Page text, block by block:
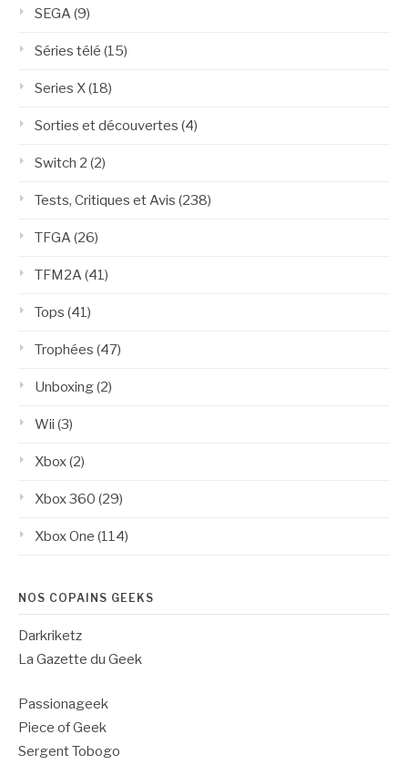
SEGA(9)
Séries télé (15)
Series X(18)
Sorties et découvertes (4)
Switch 2 (2)
Tests, Critiques et Avis (238)
TFGA(26)
TFM2A(41)
Tops (41)
Trophées (47)
Unboxing(2)
Wii (3)
Xbox(2)
Xbox 360 (29)
Xbox One (114)
NOS COPAINS GEEKS
Darkriketz
La Gazette du Geek
Passionageek
Piece of Geek
Sergent Tobogo